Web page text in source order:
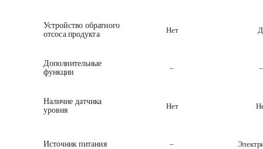
Устройство обратного
отсоса продукта
Нет
Дополнительные
функции
– –
Наличие датчика
уровня
Нет
Источник питания –